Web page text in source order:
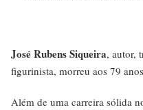
José Rubens Siqueira, autor,
figurinista, morreu aos 79
Além de uma carreira sólida